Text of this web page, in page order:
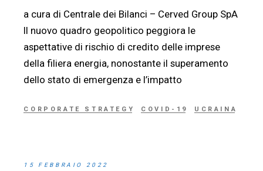
a cura di Centrale dei Bilanci – Cerved Group SpA
Il nuovo quadro geopolitico peggiora le
aspettative di rischio di credito delle imprese
della filiera energia, nonostante il superamento
dello stato di emergenza e l’impatto
CORPORATE STRATEGY COVID-19 UCRAINA
15 FEBBRAIO 2022